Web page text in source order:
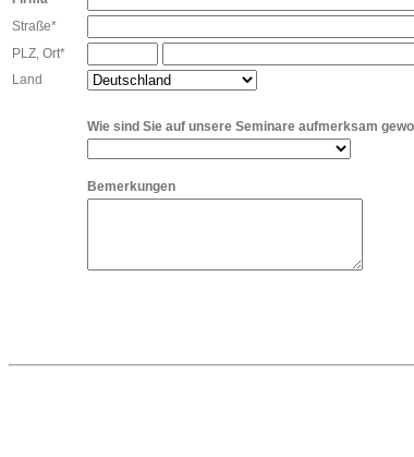
Straße*
PLZ, Ort*
Land
Wie sind Sie auf unsere Seminare aufmerksam
Bemerkungen